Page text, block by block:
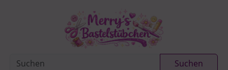
Springe zur Navigation
Suchen